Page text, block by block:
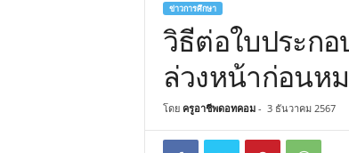
ข่าวการศึกษา
วิธีต่อใบประก
ล่วงหน้าก่อนห
โดย ครูอาชีพดอทคอม- 3 ธันวาคม 2567